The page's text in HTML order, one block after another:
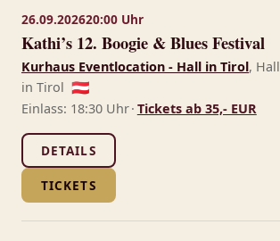
26.09.202620:00 Uhr
Kathi’s 12. Boogie & Blues Festival
Kurhaus Eventlocation - Hall in Tirol, Hall
in Tirol 🇦🇹
Einlass: 18:30 Uhr· Tickets ab 35,- EUR
DETAILS
TICKETS